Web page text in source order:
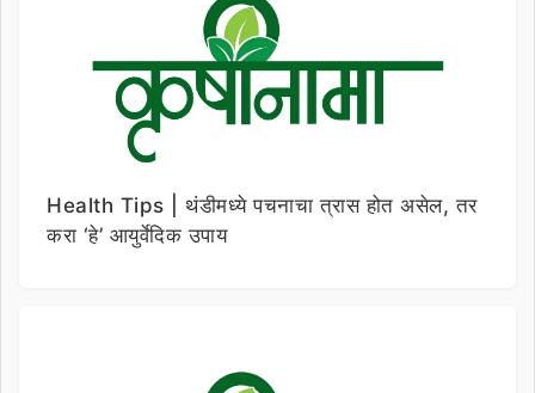
Health Tips | थंडीमध्ये पचनाचा त्रास होत असेल, तर
करा ‘हे’ आयुर्वेदिक उपाय